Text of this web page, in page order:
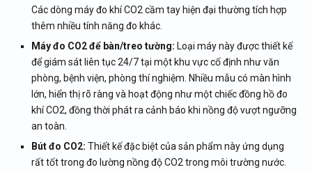
Các dòng máy đo khí CO2 cầm tay hiện đại thường tích hợp
thêm nhiều tính năng đo khác.
Máy đo CO2 để bàn/treo tường: Loại máy này được thiết kế
để giám sát liên tục 24/7 tại một khu vực cố định như văn
phòng, bệnh viện, phòng thí nghiệm. Nhiều mẫu có màn hình
lớn, hiển thị rõ ràng và hoạt động như một chiếc đồng hồ đo
khí CO2, đồng thời phát ra cảnh báo khi nồng độ vượt ngưỡng
an toàn.
Bút đo CO2: Thiết kế đặc biệt của sản phẩm này ứng dụng
rất tốt trong đo lường nồng độ CO2 trong môi trường nước.